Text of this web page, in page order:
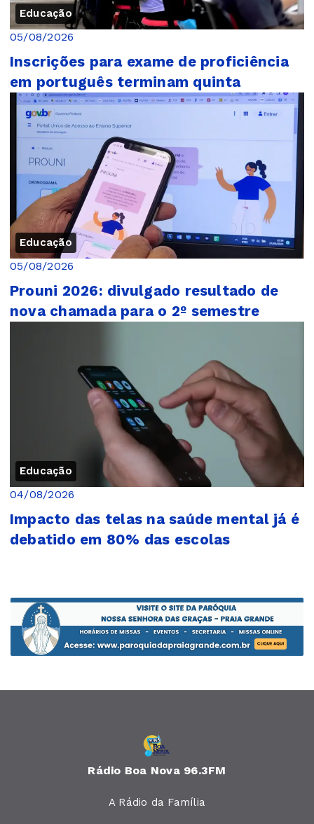
Educação
05/08/2026
Inscrições para exame de proficiência
em português terminam quinta
Educação
05/08/2026
Prouni 2026: divulgado resultado de
nova chamada para o 2º semestre
Educação
04/08/2026
Impacto das telas na saúde mental já é
debatido em 80% das escolas
Rádio Boa Nova 96.3FM
A Rádio da Família